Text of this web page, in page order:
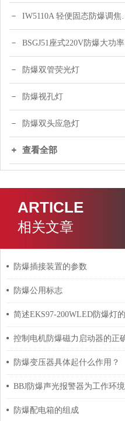
IW5110A 轻便固态防爆调焦头灯
BSGJ51座式220V防爆大功率声光报警器 绿色 黄色
防爆双管荧光灯
防爆视孔灯
防爆双头应急灯
查看全部
ARTICLE
相关文章
防爆插接装置的参数
防爆公用标志
防爆变压器具体起什么作用？
防爆配电箱的组成